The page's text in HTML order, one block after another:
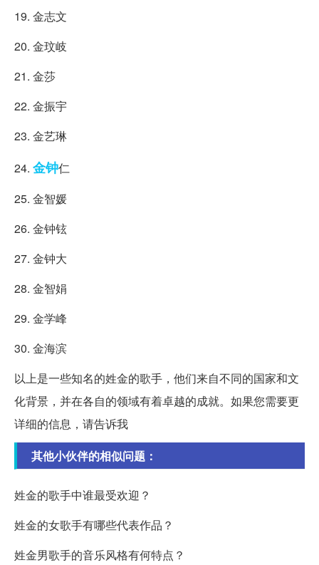
19. 金志文
20. 金玟岐
21. 金莎
22. 金振宇
23. 金艺琳
24. 金钟仁
25. 金智媛
26. 金钟铉
27. 金钟大
28. 金智娟
29. 金学峰
30. 金海滨
以上是一些知名的姓金的歌手，他们来自不同的国家和文
化背景，并在各自的领域有着卓越的成就。如果您需要更
详细的信息，请告诉我
其他小伙伴的相似问题：
姓金的歌手中谁最受欢迎？
姓金的女歌手有哪些代表作品？
姓金男歌手的音乐风格有何特点？